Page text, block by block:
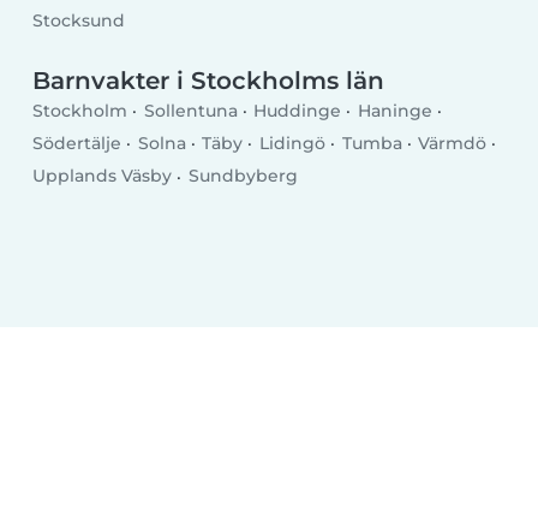
Stocksund
Barnvakter i Stockholms län
Stockholm Sollentuna Huddinge
Haninge
Södertälje
Solna Täby Lidingö Tumba
Värmdö
Upplands Väsby
Sundbyberg